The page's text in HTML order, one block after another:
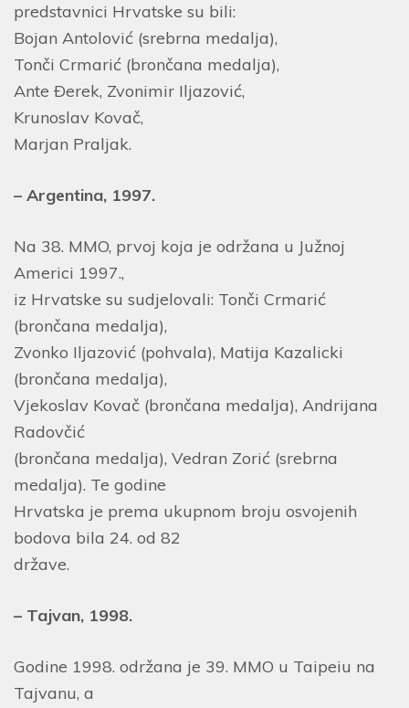
predstavnici Hrvatske su bili:
Bojan Antolović (srebrna medalja),
Tonči Crmarić (brončana medalja),
Ante Ðerek, Zvonimir Iljazović,
Krunoslav Kovač,
Marjan Praljak.
– Argentina, 1997.
Na 38. MMO, prvoj koja je održana u Južnoj
Americi 1997.,
iz Hrvatske su sudjelovali: Tonči Crmarić
(brončana medalja),
Zvonko Iljazović (pohvala), Matija Kazalicki
(brončana medalja),
Vjekoslav Kovač (brončana medalja), Andrijana
Radovčić
(brončana medalja), Vedran Zorić (srebrna
medalja). Te godine
Hrvatska je prema ukupnom broju osvojenih
bodova bila 24. od 82
države.
– Tajvan, 1998.
Godine 1998. održana je 39. MMO u Taipeiu na
Tajvanu, a